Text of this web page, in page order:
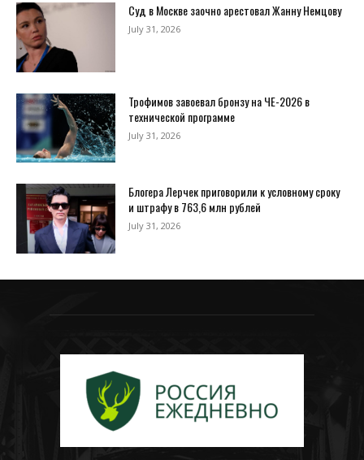
Суд в Москве заочно арестовал Жанну Немцову
July 31, 2026
Трофимов завоевал бронзу на ЧЕ-2026 в
технической программе
July 31, 2026
Блогера Лерчек приговорили к условному сроку
и штрафу в 763,6 млн рублей
July 31, 2026